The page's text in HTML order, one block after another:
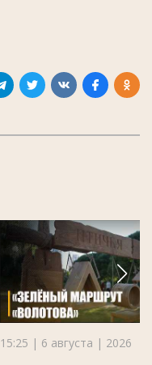
15:25 | 6 августа | 2026